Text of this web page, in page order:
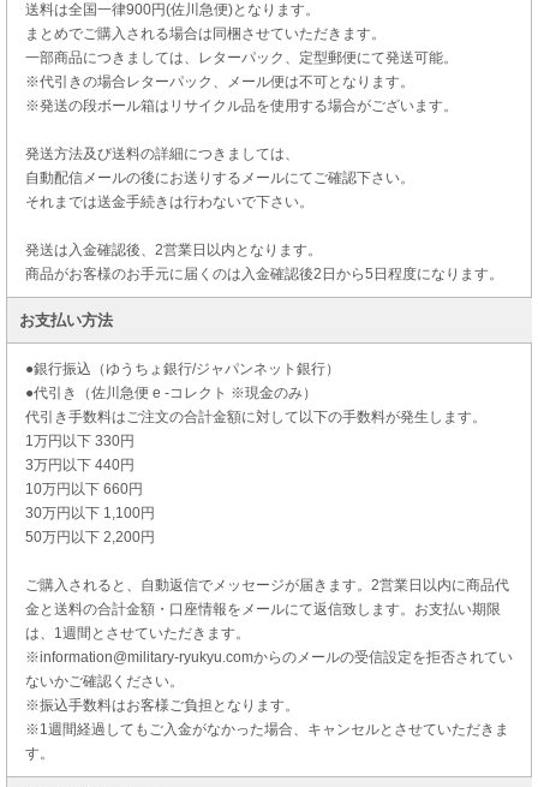
送料は全国一律900円(佐川急便)となります。
まとめでご購入される場合は同梱させていただきます。
一部商品につきましては、レターパック、定型郵便にて発送可能。
※代引きの場合レターパック、メール便は不可となります。
※発送の段ボール箱はリサイクル品を使用する場合がございます。
発送方法及び送料の詳細につきましては、
自動配信メールの後にお送りするメールにてご確認下さい。
それまでは送金手続きは行わないで下さい。
発送は入金確認後、2営業日以内となります。
商品がお客様のお手元に届くのは入金確認後2日から5日程度になります。
お支払い方法
●銀行振込（ゆうちょ銀行/ジャパンネット銀行）
●代引き（佐川急便 e -コレクト ※現金のみ）
代引き手数料はご注文の合計金額に対して以下の手数料が発生します。
1万円以下 330円
3万円以下 440円
10万円以下 660円
30万円以下 1,100円
50万円以下 2,200円
ご購入されると、自動返信でメッセージが届きます。2営業日以内に商品代
金と送料の合計金額・口座情報をメールにて返信致します。お支払い期限
は、1週間とさせていただきます。
※information@military-ryukyu.comからのメールの受信設定を拒否されてい
ないかご確認ください。
※振込手数料はお客様ご負担となります。
※1週間経過してもご入金がなかった場合、キャンセルとさせていただきま
す。